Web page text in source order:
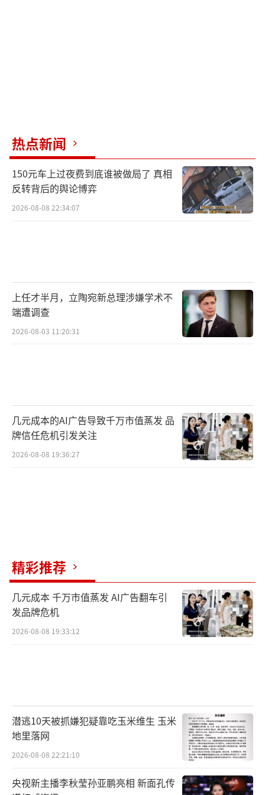
热点新闻
150元车上过夜费到底谁被做局了 真相
反转背后的舆论博弈
2026-08-08 22:34:07
上任才半月，立陶宛新总理涉嫌学术不
端遭调查
2026-08-03 11:20:31
几元成本的AI广告导致千万市值蒸发 品
牌信任危机引发关注
2026-08-08 19:36:27
精彩推荐
几元成本 千万市值蒸发 AI广告翻车引
发品牌危机
2026-08-08 19:33:12
潜逃10天被抓嫌犯疑靠吃玉米维生 玉米
地里落网
2026-08-08 22:21:10
央视新主播李秋莹孙亚鹏亮相 新面孔传